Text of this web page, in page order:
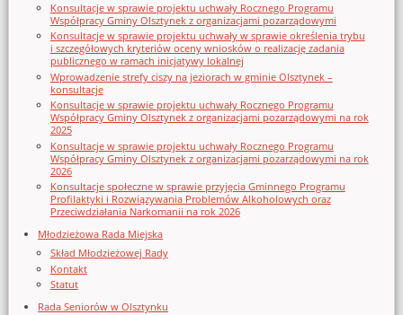
Konsultacje w sprawie projektu uchwały Rocznego Programu
Współpracy Gminy Olsztynek z organizacjami pozarządowymi
Konsultacje w sprawie projektu uchwały w sprawie określenia trybu
i szczegółowych kryteriów oceny wniosków o realizację zadania
publicznego w ramach inicjatywy lokalnej
Wprowadzenie strefy ciszy na jeziorach w gminie Olsztynek –
konsultacje
Konsultacje w sprawie projektu uchwały Rocznego Programu
Współpracy Gminy Olsztynek z organizacjami pozarządowymi na rok
2025
Konsultacje w sprawie projektu uchwały Rocznego Programu
Współpracy Gminy Olsztynek z organizacjami pozarządowymi na rok
2026
Konsultacje społeczne w sprawie przyjęcia Gminnego Programu
Profilaktyki i Rozwiązywania Problemów Alkoholowych oraz
Przeciwdziałania Narkomanii na rok 2026
Młodzieżowa Rada Miejska
Skład Młodzieżowej Rady
Kontakt
Statut
Rada Seniorów w Olsztynku